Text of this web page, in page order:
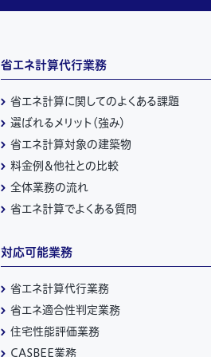
省エネ計算代行業務
省エネ計算に関してのよくある課題
選ばれるメリット（強み）
省エネ計算対象の建築物
料金例＆他社との比較
全体業務の流れ
省エネ計算でよくある質問
対応可能業務
省エネ計算代行業務
省エネ適合性判定業務
住宅性能評価業務
CASBEE業務